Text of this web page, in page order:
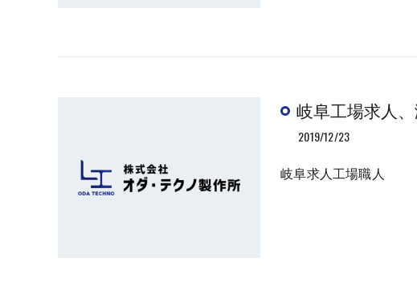
岐阜工場求人
2019/12/23
岐阜求人工場職人